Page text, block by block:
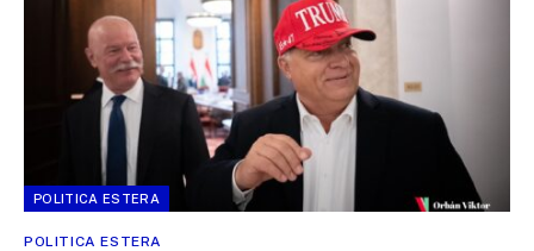
POLITICA ESTERA
POLITICA ESTERA